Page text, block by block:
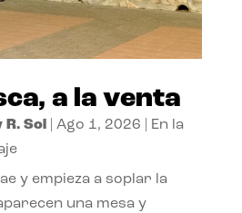
a la venta
R. Sol| Ago 1, 2026
En la
y empieza a soplar la
una mesa y